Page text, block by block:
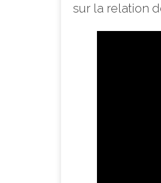
sur la relation